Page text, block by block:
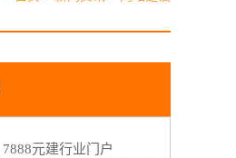
营 元建行业门户